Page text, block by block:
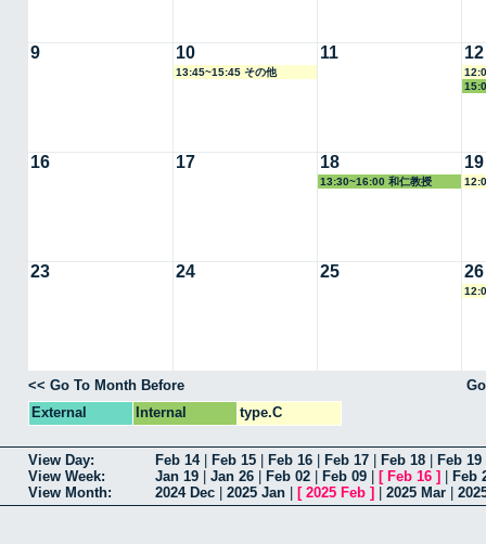
9 10
13:45~15:45 その他
11 12
16 17 18
13:30~16:00 和仁教授
19
23 24 25 26
<< Go To Month Before
External
Internal type.C
View Day: Feb 14| Feb 15 Feb 16 Feb 17 Feb 18 Feb 19
View Week:
Jan 19 Jan 26 Feb 02 Feb 09 [ Feb 16 ]
Feb
View Month:
2024 Dec 2025 Jan [ 2025 Feb ] 2025 Mar